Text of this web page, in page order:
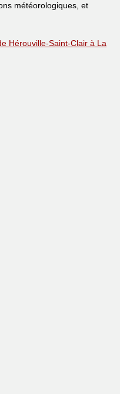
météorologiques, et
Hérouville-Saint-Clair à La